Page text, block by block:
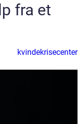
fra et
kvindekrisecenter